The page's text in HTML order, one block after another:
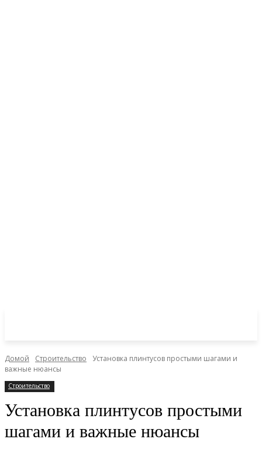
Домой Строительство
Установка плинтусов простыми шагами и
важные нюансы
Строительство
Установка плинтусов простыми
шагами и важные нюансы